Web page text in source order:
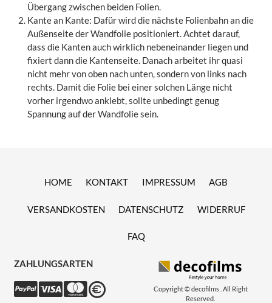
Übergang zwischen beiden Folien.
Kante an Kante: Dafür wird die nächste Folienbahn an die
Außenseite der Wandfolie positioniert. Achtet darauf,
dass die Kanten auch wirklich nebeneinander liegen und
fixiert dann die Kantenseite. Danach arbeitet ihr quasi
nicht mehr von oben nach unten, sondern von links nach
rechts. Damit die Folie bei einer solchen Länge nicht
vorher irgendwo anklebt, sollte unbedingt genug
Spannung auf der Wandfolie sein.
HOME KONTAKT IMPRESSUM AGB
VERSANDKOSTEN DATENSCHUTZ WIDERRUF
FAQ
ZAHLUNGSARTEN
Copyright © decofilms . All Right
Reserved.